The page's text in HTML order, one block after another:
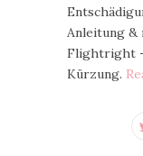
Anleitung &
Flightright
Kürzung.